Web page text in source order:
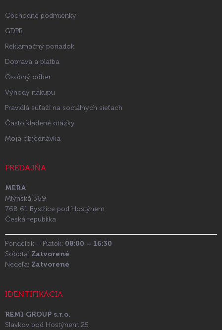
Obchodné podmienky
GDPR
Reklamačný poriadok
Doprava a platba
Osobný odber
Výhody nákupu
Pravidlá súťaží na sociálnych sieťach
Často kladené otázky
Moja objednávka
PREDAJŇA
MERA
Mlýnská 369
768 61 Bystřice pod Hostýnem
Česká republika
Pondelok – Piatok: 08:00 – 16:30
Sobota: Zatvorené
Nedeľa: Zatvorené
IDENTIFIKÁCIA
REMI GROUP s.r.o.
Slavkov pod Hostýnem 25